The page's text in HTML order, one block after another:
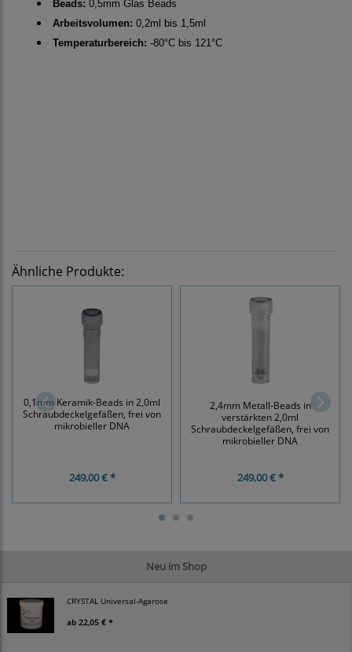
Neu im Shop
CRYSTAL Universal-Agarose
ab 22,05 € *
Beads: 0,5mm Glas Beads
Arbeitsvolumen: 0,2ml bis 1,5ml
Temperaturbereich: -80°C bis 121°C
Ähnliche Produkte:
0,1mm Keramik-Beads in 2,0ml
Schraubdeckelgefäßen, frei von
mikrobieller DNA
249,00 € *
2,4mm Metall-Beads in
verstärkten 2,0ml
Schraubdeckelgefäßen, frei von
mikrobieller DNA
249,00 € *